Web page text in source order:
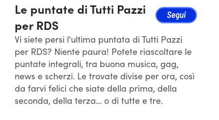
Le puntate di Tutti Pazzi
per RDS
Vi siete persi l'ultima puntata di Tutti Pazzi
per RDS? Niente paura! Potete riascoltare le
puntate integrali, tra buona musica, gag,
news e scherzi. Le trovate divise per ora, così
da farvi felici che siate della prima, della
seconda, della terza... o di tutte e tre.